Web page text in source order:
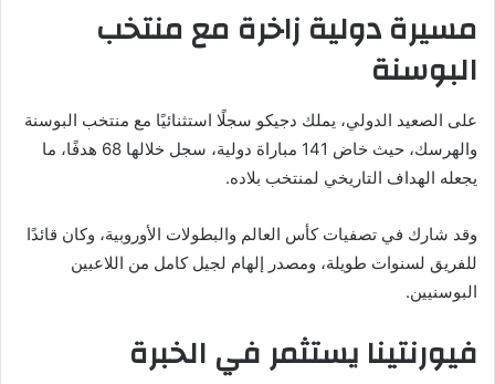
مسيرة دولية زاخرة مع منتخب
البوسنة
على الصعيد الدولي، يملك دجيكو سجلًا استثنائيًا مع منتخب البوسنة
والهرسك، حيث خاض 141 مباراة دولية، سجل خلالها 68 هدفًا، ما
يجعله الهداف التاريخي لمنتخب بلاده.
وقد شارك في تصفيات كأس العالم والبطولات الأوروبية، وكان قائدًا
للفريق لسنوات طويلة، ومصدر إلهام لجيل كامل من اللاعبين
البوسنيين.
فيورنتينا يستثمر في الخبرة